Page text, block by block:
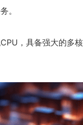
。
，具备强大的多